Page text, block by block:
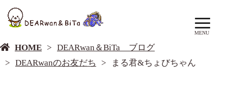
MENU
HOME
DEARwan＆BiTa ブログ
DEARwanのお友だち
まる君&ちょびちゃん